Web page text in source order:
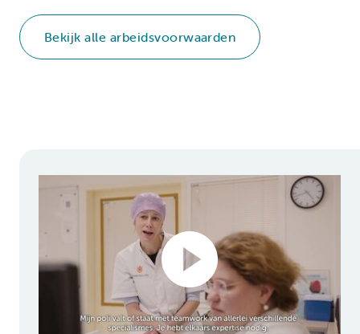
Bekijk alle arbeidsvoorwaarden